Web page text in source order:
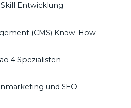
Entwicklung
(CMS) Know-How
4 Spezialisten
und SEO